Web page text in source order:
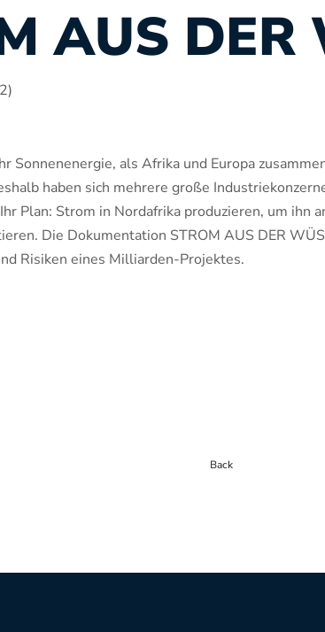
AUS DER
Sonnenenergie, als Afrika und Europa
haben sich mehrere große
Plan: Strom in Nordafrika produzieren, um ihn
Die Dokumentation STROM AUS DER
Risiken eines Milliarden-Projektes.
Back